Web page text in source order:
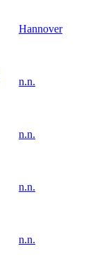
Hannover
n.n.
n.n.
n.n.
n.n.